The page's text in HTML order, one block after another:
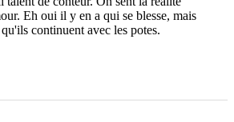
Eh oui il y en a qui se blesse, mais
continuent avec les potes.